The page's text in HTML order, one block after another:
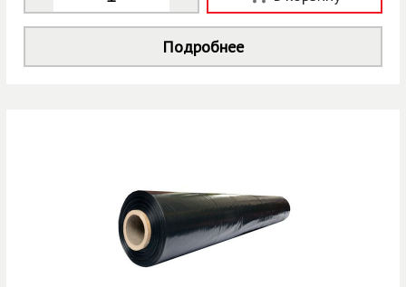
Подробнее